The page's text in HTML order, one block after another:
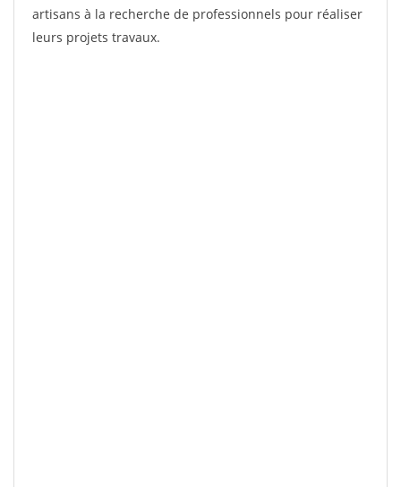
artisans à la recherche de professionnels pour réaliser
leurs projets travaux.